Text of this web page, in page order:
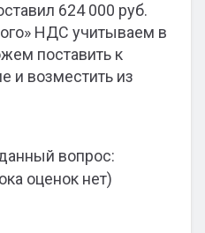
624 000 руб.
НДС учитываем в
поставить к
и возместить из
вопрос:
оценок нет)